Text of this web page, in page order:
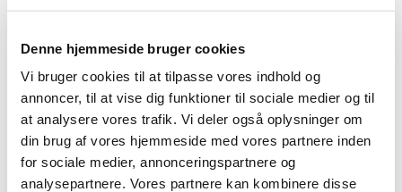
Denne hjemmeside bruger cookies
Vi bruger cookies til at tilpasse vores indhold og
annoncer, til at vise dig funktioner til sociale medier og til
at analysere vores trafik. Vi deler også oplysninger om
din brug af vores hjemmeside med vores partnere inden
for sociale medier, annonceringspartnere og
analysepartnere. Vores partnere kan kombinere disse
brugerens
med kort-
optimere
brugeroplev
elsen.
rc::f
Goo
Afventer
P